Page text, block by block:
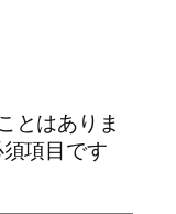
とはありま
項目です